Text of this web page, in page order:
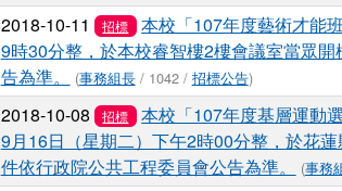
2018-10-11 招標
本校「107年度藝術才能
9時30分整，於本校睿智樓2樓會議室當眾
告為準。
(事務組長/ 1042 / 招標公告)
2018-10-08 招標
本校「107年度基層運動
9月16日（星期二）下午2時00分整，於花
件依行政院公共工程委員會公告為準。
(事務